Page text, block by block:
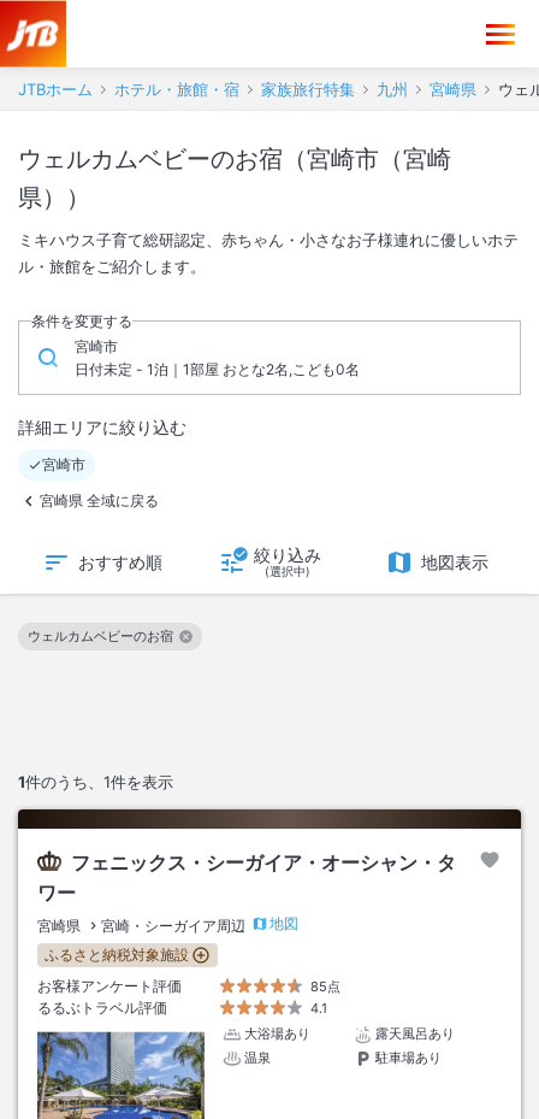
JTBホーム ホテル・旅館・宿 家族旅行特集 九州 宮崎県 ウェ
ウェルカムベビーのお宿（宮崎市（宮崎
県））
ミキハウス子育て総研認定、赤ちゃん・小さなお子様連れに優しいホテ
ル・旅館をご紹介します。
条件を変更する
宮崎市
日付未定 - 1泊｜1部屋 おとな2名,こども0名
詳細エリアに絞り込む
宮崎市
宮崎県 全域に戻る
おすすめ順 絞り込み
(選択中) 地図表示
1件のうち、 1件を表示
ウェルカムベビーのお宿
この絞り込み条件を解除
フェニックス・シーガイア・オーシャン・タ
ワー
宮崎県 宮崎・シーガイア周辺
地図
ふるさと納税対象施設
お客様アンケート評価
85点
るるぶトラベル評価
4.1
大浴場あり
露天風呂あり
温泉
駐車場あり